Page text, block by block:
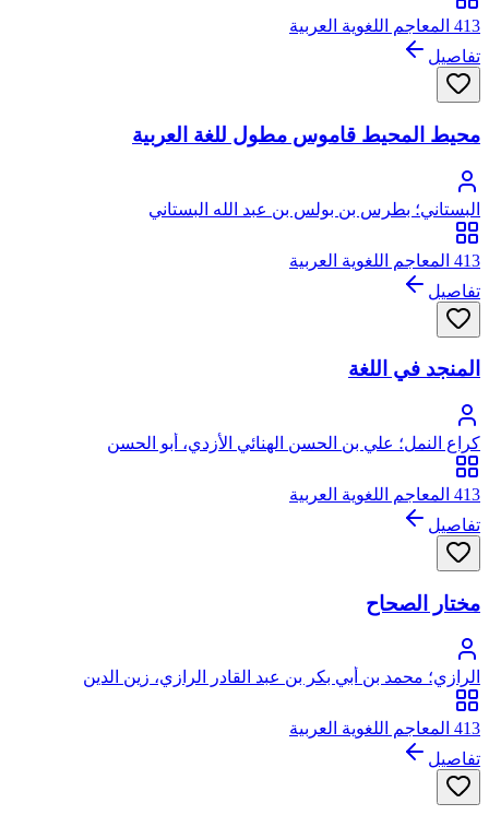
413 المعاجم اللغوية العربية
تفاصيل
محيط المحيط قاموس مطول للغة العربية
البستاني؛ بطرس بن بولس بن عبد الله البستاني
413 المعاجم اللغوية العربية
تفاصيل
المنجد في اللغة
كراع النمل؛ علي بن الحسن الهنائي الأزدي، أبو الحسن
413 المعاجم اللغوية العربية
تفاصيل
مختار الصحاح
الرازي؛ محمد بن أبي بكر بن عبد القادر الرازي، زين الدين
413 المعاجم اللغوية العربية
تفاصيل